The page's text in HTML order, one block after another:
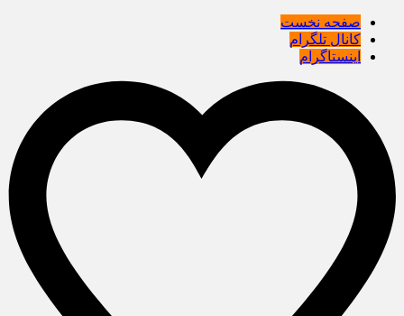
صفحه نخست
کانال تلگرام
اینستاگرام